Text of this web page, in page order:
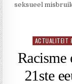
seksueel
Geplaatst
ACTUALITEIT
Racisme
21ste